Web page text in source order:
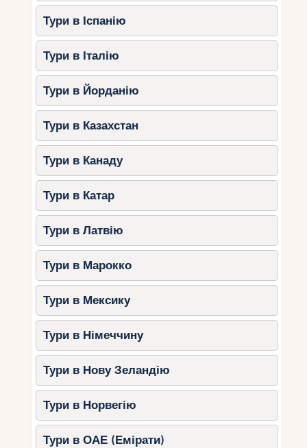
Тури в Іспанію
Тури в Італію
Тури в Йорданію
Тури в Казахстан
Тури в Канаду
Тури в Катар
Тури в Латвію
Тури в Марокко
Тури в Мексику
Тури в Німеччину
Тури в Нову Зеландію
Тури в Норвегію
Тури в ОАЕ (Емірати)